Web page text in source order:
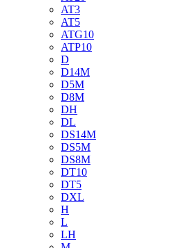
AT3
AT5
ATG10
ATP10
D
D14M
D5M
D8M
DH
DL
DS14M
DS5M
DS8M
DT10
DT5
DXL
H
L
LH